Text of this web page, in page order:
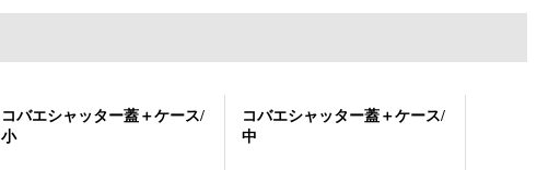
コバエシャッター蓋＋ケース/
小
コバエシャッター蓋＋ケース/
中